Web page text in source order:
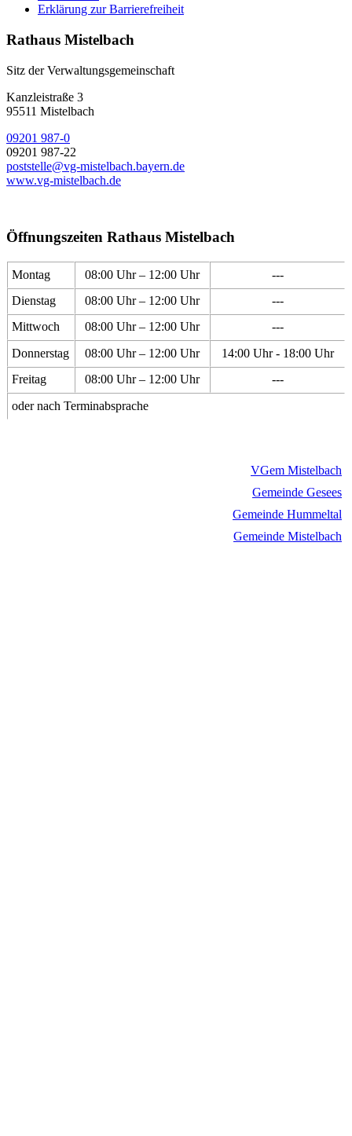
Erklärung zur Barrierefreiheit
Rathaus Mistelbach
Sitz der Verwaltungsgemeinschaft
Kanzleistraße 3
95511 Mistelbach
09201 987-0
09201 987-22
poststelle@vg-mistelbach.bayern.de
www.vg-mistelbach.de
Öffnungszeiten Rathaus Mistelbach
Montag 08:00 Uhr – 12:00 Uhr
---
Dienstag
08:00 Uhr – 12:00 Uhr
---
Mittwoch
08:00 Uhr – 12:00 Uhr
---
Donnerstag
08:00 Uhr – 12:00 Uhr
14:00 Uhr - 18:00 Uhr
Freitag
08:00 Uhr – 12:00 Uhr
---
oder nach Terminabsprache
VGem Mistelbach
Gemeinde Gesees
Gemeinde Hummeltal
Gemeinde Mistelbach